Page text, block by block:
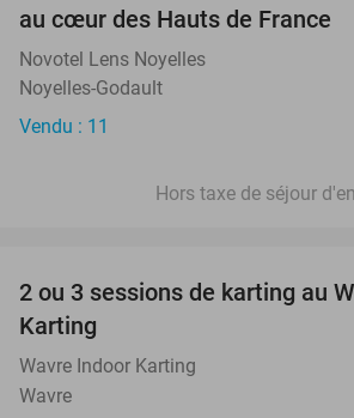
au cœur des Hauts de France
Novotel Lens Noyelles
Noyelles-Godault
Vendu : 11
Hors taxe de séjour
2 ou 3 sessions de karting au
Karting
Wavre Indoor Karting
Wavre